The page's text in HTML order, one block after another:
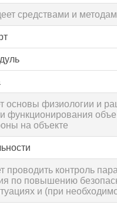
средствами и
основы физиологии и
функционирования
на объекте
проводить контроль
по повышению
и (при